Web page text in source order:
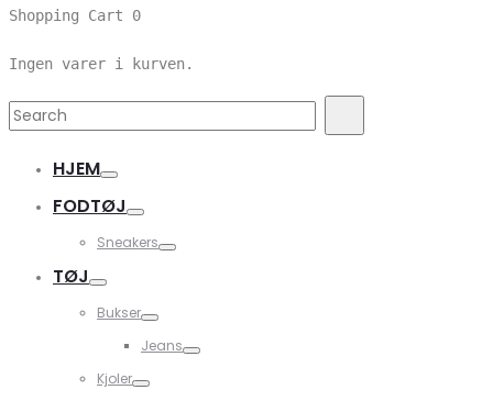
Shopping Cart 0
Ingen varer i kurven.
Search
HJEM
FODTØJ
Sneakers
TØJ
Bukser
Jeans
Kjoler